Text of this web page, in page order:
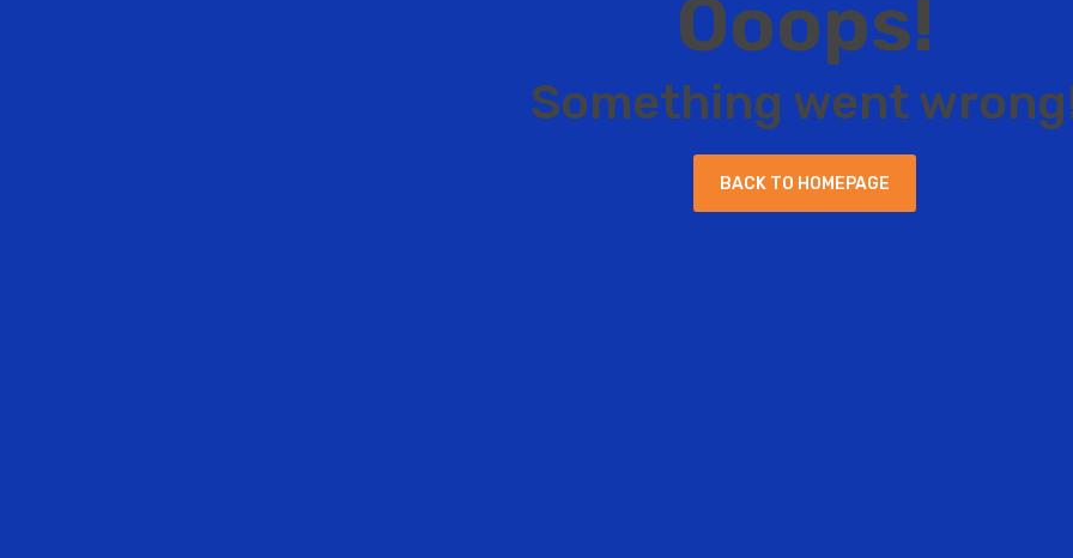
Ooops!
Something went wrong
BACK TO HOM EPAG E